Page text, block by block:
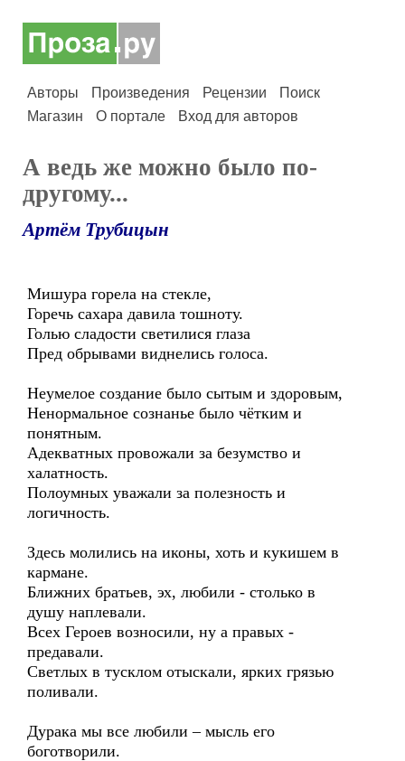
Авторы Произведения Рецензии
Поиск
Магазин
О портале Вход для авторов
А ведь же можно было по-
другому...
Артём Трубицын
Мишура горела на стекле,
Горечь сахара давила тошноту.
Голью сладости светилися глаза
Пред обрывами виднелись голоса.
Неумелое создание было сытым и здоровым,
Ненормальное сознанье было чётким и
понятным.
Адекватных провожали за безумство и
халатность.
Полоумных уважали за полезность и
логичность.
Здесь молились на иконы, хоть и кукишем в
кармане.
Ближних братьев, эх, любили - столько в
душу наплевали.
Всех Героев возносили, ну а правых -
предавали.
Светлых в тусклом отыскали, ярких грязью
поливали.
Дурака мы все любили – мысль его
боготворили.